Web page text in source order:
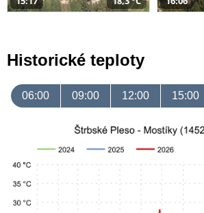
Historické teploty
06:00 09:00 12:00 15:00